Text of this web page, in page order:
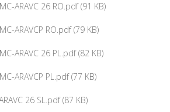
ARAVC 26 RO.pdf (91 KB)
ARAVCP RO.pdf (79 KB)
ARAVC 26 PL.pdf (82 KB)
ARAVCP PL.pdf (77 KB)
26 SL.pdf (87 KB)